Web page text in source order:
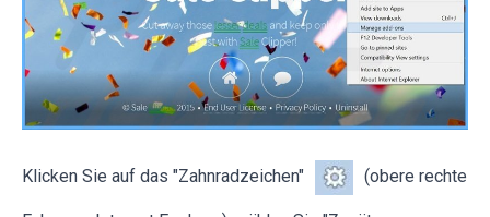
Klicken Sie auf das "Zahnradzeichen" (obere rechte